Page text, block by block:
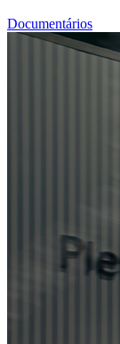
Documentários